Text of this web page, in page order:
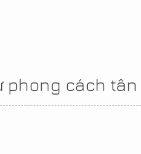
phong cách tân